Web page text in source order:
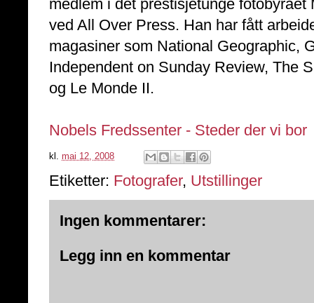
medlem i det prestisjetunge
ved All Over Press. Han har fått
magasiner som National Geographic,
Independent on Sunday Review, The
og Le Monde II.
Nobels Fredssenter - Steder der vi bor
kl. mai 12, 2008
Etiketter: Fotografer, Utstillinger
Ingen kommentarer:
Legg inn en kommentar